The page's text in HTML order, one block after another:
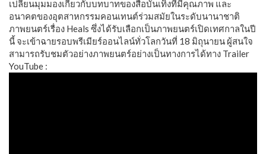
เปลี่ยนมุมมองเกี่ยวกับบทบาทของสื่อบันเทิงที่มีคุณภาพ และ
อนาคตของอุตสาหกรรมคอนเทนต์ร่วมสมัยในระดับนานาชาติ ​
ภาพยนตร์เรื่อง Heals ซึ่งได้รับเลือกเป็นภาพยนตร์เปิดเทศกาลในปี
นี้ จะเข้าฉายรอบพรีเมียร์ออนไลน์ทั่วโลกวันที่ 18 มิถุนายน ผู้สนใจ
สามารถรับชมตัวอย่างภาพยนตร์อย่างเป็นทางการได้ทาง Trailer
YouTube :